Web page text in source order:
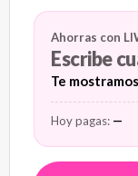
Ahorras con
Escribe
Te
Hoy pagas: —